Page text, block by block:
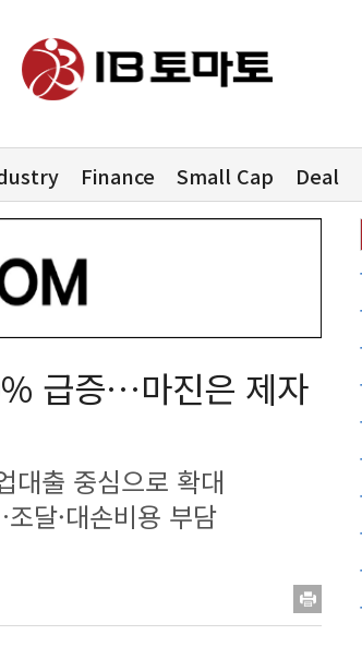
Finance Small Cap Deal
급증…마진은 제자
대출 중심으로 확대
달·대손비용 부담